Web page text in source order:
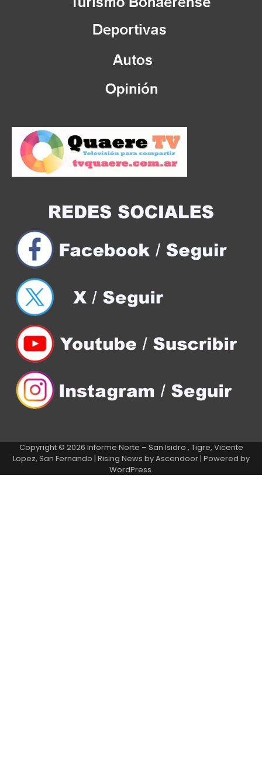
Copyright © 2026 Informe Norte – San Isidro , Tigre, Vicente
Lopez, San Fernando | Rising News byAscendoor| Powered by
WordPress.